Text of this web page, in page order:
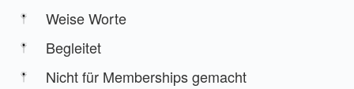
Weise Worte
Begleitet
Nicht für Memberships gemacht